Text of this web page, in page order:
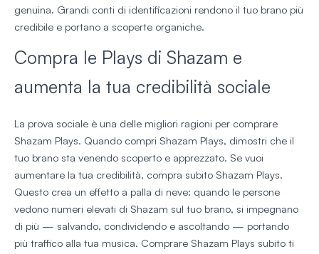
genuina. Grandi conti di identificazioni rendono il tuo brano più
credibile e portano a scoperte organiche.
Compra le Plays di Shazam e
aumenta la tua credibilità sociale
La prova sociale è una delle migliori ragioni per comprare
Shazam Plays. Quando compri Shazam Plays, dimostri che il
tuo brano sta venendo scoperto e apprezzato. Se vuoi
aumentare la tua credibilità, compra subito Shazam Plays.
Questo crea un effetto a palla di neve: quando le persone
vedono numeri elevati di Shazam sul tuo brano, si impegnano
di più — salvando, condividendo e ascoltando — portando
più traffico alla tua musica. Comprare Shazam Plays subito ti